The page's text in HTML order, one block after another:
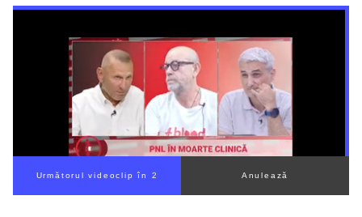
Următorul videoclip în 1 Anulează